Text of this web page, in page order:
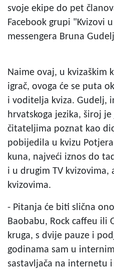
svoje ekipe do pet
Facebook grupi "Kvizovi
messengera Bruna
Naime ovaj, u kvizaškim
igrač, ovoga će se puta
i voditelja kviza. Gudelj,
hrvatskoga jezika, široj
čitateljima poznat kao
pobijedila u kvizu
kuna, najveći iznos do
i u drugim TV kvizovima,
kvizovima.
- Pitanja će biti slična
Baobabu, Rock caffeu ili
kruga, s dvije pauze i
godinama sam u
sastavljača na internetu